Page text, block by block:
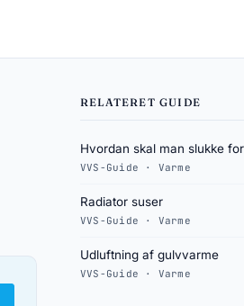
RELATERET GUIDE
Hvordan skal man slukke
VVS-Guide · Varme
Radiator suser
VVS-Guide · Varme
Udluftning af gulvvarme
VVS-Guide · Varme